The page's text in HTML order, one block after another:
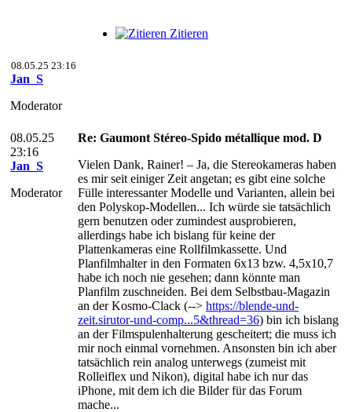
Zitieren
08.05.25 23:16
Jan_S
Moderator
08.05.25
23:16
Jan_S
Moderator
Re: Gaumont Stéreo-Spido métallique mod. D
Vielen Dank, Rainer! – Ja, die Stereokameras haben
es mir seit einiger Zeit angetan; es gibt eine solche
Fülle interessanter Modelle und Varianten, allein bei
den Polyskop-Modellen... Ich würde sie tatsächlich
gern benutzen oder zumindest ausprobieren,
allerdings habe ich bislang für keine der
Plattenkameras eine Rollfilmkassette. Und
Planfilmhalter in den Formaten 6x13 bzw. 4,5x10,7
habe ich noch nie gesehen; dann könnte man
Planfilm zuschneiden. Bei dem Selbstbau-Magazin
an der Kosmo-Clack (--> https://blende-und-
zeit.sirutor-und-comp...5&thread=36) bin ich bislang
an der Filmspulenhalterung gescheitert; die muss ich
mir noch einmal vornehmen. Ansonsten bin ich aber
tatsächlich rein analog unterwegs (zumeist mit
Rolleiflex und Nikon), digital habe ich nur das
iPhone, mit dem ich die Bilder für das Forum
mache...